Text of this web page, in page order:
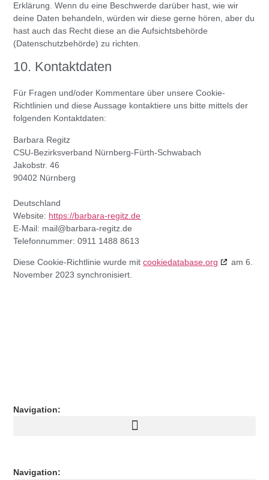
Erklärung. Wenn du eine Beschwerde darüber hast, wie wir
deine Daten behandeln, würden wir diese gerne hören, aber du
hast auch das Recht diese an die Aufsichtsbehörde
(Datenschutzbehörde) zu richten.
10. Kontaktdaten
Für Fragen und/oder Kommentare über unsere Cookie-
Richtlinien und diese Aussage kontaktiere uns bitte mittels der
folgenden Kontaktdaten:
Barbara Regitz
CSU-Bezirksverband Nürnberg-Fürth-Schwabach
Jakobstr. 46
90402 Nürnberg
Deutschland
Website: https://barbara-regitz.de
E-Mail: mail@barbara-regitz.de
Telefonnummer: 0911 1488 8613
Diese Cookie-Richtlinie wurde mitcookiedatabase.org
am 6.
November 2023 synchronisiert.
Navigation:
Navigation: